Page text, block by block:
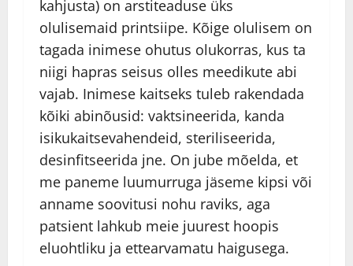
kahjusta) on arstiteaduse üks
olulisemaid printsiipe. Kõige olulisem on
tagada inimese ohutus olukorras, kus ta
niigi hapras seisus olles meedikute abi
vajab. Inimese kaitseks tuleb rakendada
kõiki abinõusid: vaktsineerida, kanda
isikukaitsevahendeid, steriliseerida,
desinfitseerida jne. On jube mõelda, et
me paneme luumurruga jäseme kipsi või
anname soovitusi nohu raviks, aga
patsient lahkub meie juurest hoopis
eluohtliku ja ettearvamatu haigusega.